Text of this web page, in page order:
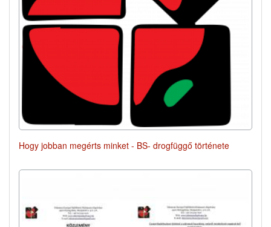
Hogy jobban megérts minket - BS- drogfüggő története